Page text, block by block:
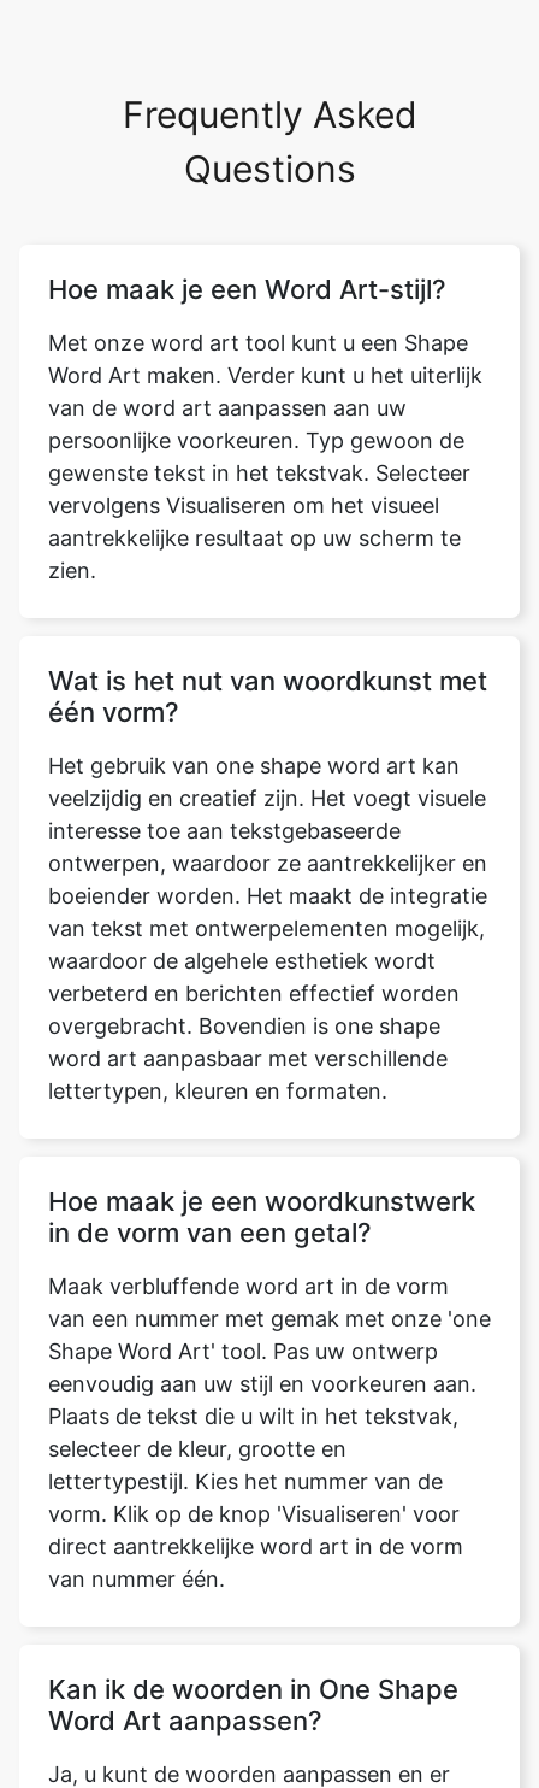
Frequently Asked
Questions
Hoe maak je een Word Art-stijl?
Met onze word art tool kunt u een Shape
Word Art maken. Verder kunt u het uiterlijk
van de word art aanpassen aan uw
persoonlijke voorkeuren. Typ gewoon de
gewenste tekst in het tekstvak. Selecteer
vervolgens Visualiseren om het visueel
aantrekkelijke resultaat op uw scherm te
zien.
Wat is het nut van woordkunst met
één vorm?
Het gebruik van one shape word art kan
veelzijdig en creatief zijn. Het voegt visuele
interesse toe aan tekstgebaseerde
ontwerpen, waardoor ze aantrekkelijker en
boeiender worden. Het maakt de integratie
van tekst met ontwerpelementen mogelijk,
waardoor de algehele esthetiek wordt
verbeterd en berichten effectief worden
overgebracht. Bovendien is one shape
word art aanpasbaar met verschillende
lettertypen, kleuren en formaten.
Hoe maak je een woordkunstwerk
in de vorm van een getal?
Maak verbluffende word art in de vorm
van een nummer met gemak met onze 'one
Shape Word Art' tool. Pas uw ontwerp
eenvoudig aan uw stijl en voorkeuren aan.
Plaats de tekst die u wilt in het tekstvak,
selecteer de kleur, grootte en
lettertypestijl. Kies het nummer van de
vorm. Klik op de knop 'Visualiseren' voor
direct aantrekkelijke word art in de vorm
van nummer één.
Kan ik de woorden in One Shape
Word Art aanpassen?
Ja, u kunt de woorden aanpassen en er